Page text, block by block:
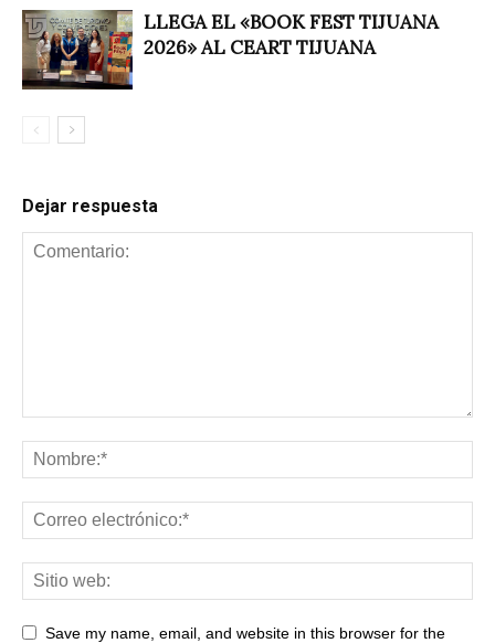
LLEGA EL «BOOK FEST TIJUANA
2026» AL CEART TIJUANA
Dejar respuesta
Save my name, email, and website in this browser for the